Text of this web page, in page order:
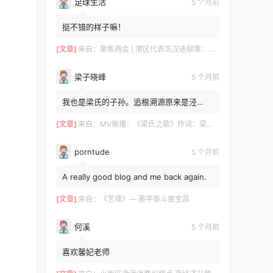
5 个月前
挺不错的样子嘛！
[文章] 来自： 聚焦两会 | 港区代表冼汉迪献策：科技+文旅融合，绘就高质量发展新图景
梁子晓峰 5 个月前
我也是梁氏的子孙。追根溯源原来是泾
感觉是一个旁枝。泾川倒是...
[文章] 来自： MV展播：《梁氏之歌》作词：梁自然 梁敬岩 梁菊友 作曲：李红俊 梁敬岩 演唱：郝立勇
porntude 5 个月前
A really good blog and me back again.
[文章] 来自： 《艺魂》— 墨学泰斗姜宝昌
何溪 5 个月前
喜欢馨妃老师